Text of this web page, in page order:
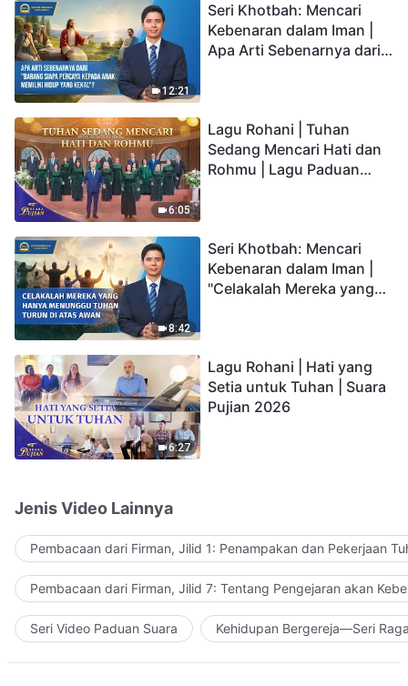
12:21
Seri Khotbah: Mencari
Kebenaran dalam Iman |
Apa Arti Sebenarnya dari
6:05
Lagu Rohani | Tuhan
Sedang Mencari Hati dan
Rohmu | Lagu Paduan
8:42
Seri Khotbah: Mencari
Kebenaran dalam Iman |
"Celakalah Mereka yang
6:27
Lagu Rohani | Hati yang
Setia untuk Tuhan | Suara
Pujian 2026
Jenis Video Lainnya
Pembacaan dari Firman, Jilid 1: Penampakan dan Pekerjaan
Pembacaan dari Firman, Jilid 7: Tentang Pengejaran akan
Seri Video Paduan Suara Kehidupan Bergereja—Seri